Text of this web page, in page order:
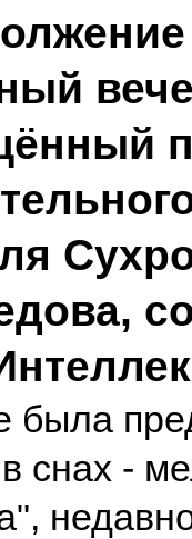
была
снах -